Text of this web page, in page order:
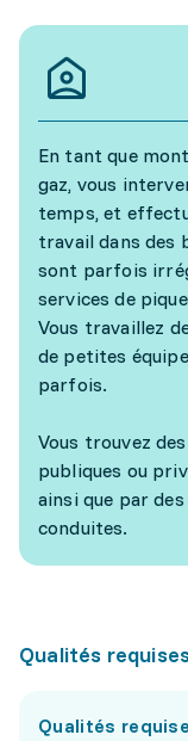
En tant que
gaz, vous
temps, et
travail dans des
sont parfois
services de
Vous travaillez
de petites
parfois.
Vous trouvez
publiques ou
ainsi que par
conduites.
Qualités
Qualités